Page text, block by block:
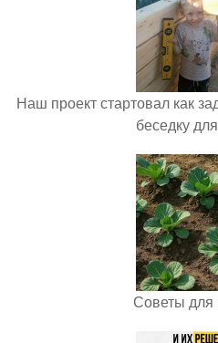
Наш проект стартовал как
беседку
Советы для